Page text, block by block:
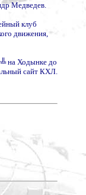
Медведев.
клуб
движения,
на Ходынке до
сайт КХЛ.